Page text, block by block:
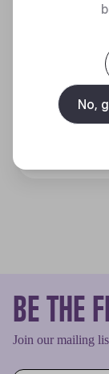
Full
BE THE
Join our mailing
No,